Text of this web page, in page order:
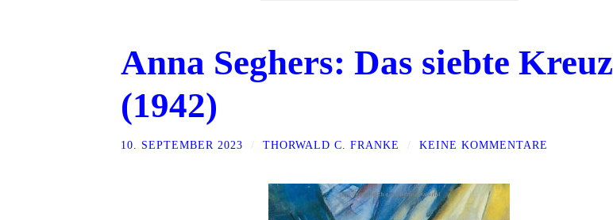
Anna Seghers: Das siebte Kreuz
(1942)
10. SEPTEMBER 2023 THORWALD C. FRANKE KEINE KOMMENTARE